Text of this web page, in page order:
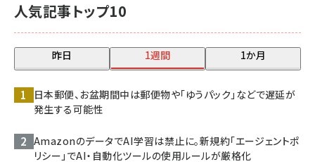
人気記事トップ10
昨日 1週間 1か月
日本郵便、お盆期間中は郵便物や「ゆうパック」などで遅延が
発生する可能性
AmazonのデータでAI学習は禁止に。新規約「エージェントポ
リシー」でAI・自動化ツールの使用ルールが厳格化